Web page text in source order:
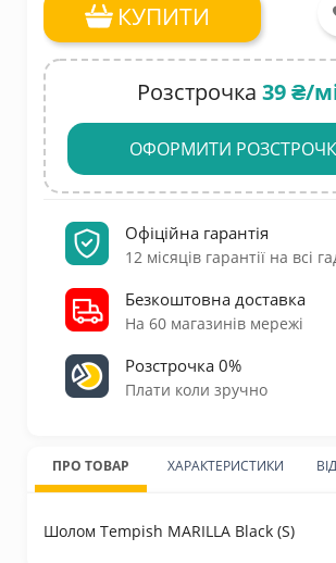
КУПИТИ
Розстрочка 39 ₴/
ОФОРМИТИ
Офіційна гарантія
12 місяців гарантії на всі
Безкоштовна доставка
На 60 магазинів мережі
Розстрочка 0%
Плати коли зручно
ПРО ТОВАР ХАРАКТЕРИСТИКИ
Шолом Tempish MARILLA Black (S)